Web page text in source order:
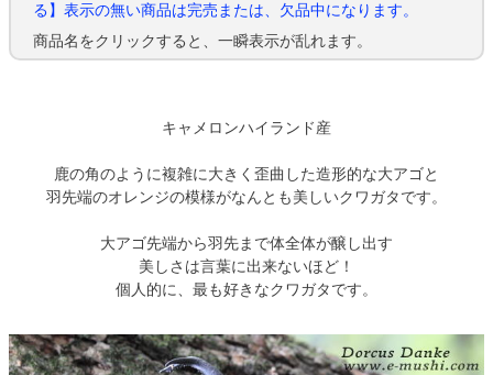
る】表示の無い商品は完売または、欠品中になります。
商品名をクリックすると、一瞬表示が乱れます。
キャメロンハイランド産
鹿の角のように複雑に大きく歪曲した造形的な大アゴと
羽先端のオレンジの模様がなんとも美しいクワガタです。
大アゴ先端から羽先まで体全体が醸し出す
美しさは言葉に出来ないほど！
個人的に、最も好きなクワガタです。